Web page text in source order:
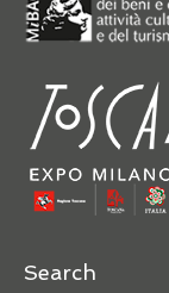
Search